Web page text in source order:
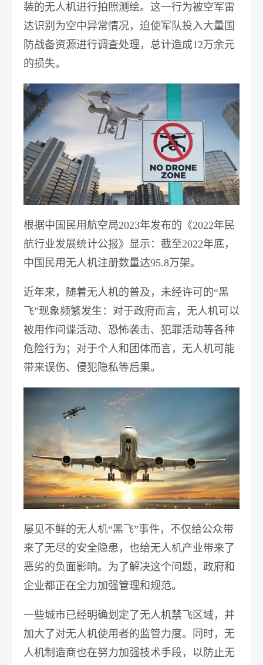
装的无人机进行拍照测绘。这一行为被空军雷
达识别为空中异常情况，迫使军队投入大量国
防战备资源进行调查处理，总计造成12万余元
的损失。
根据中国民用航空局2023年发布的《2022年民
航行业发展统计公报》显示：截至2022年底，
中国民用无人机注册数量达95.8万架。
近年来，随着无人机的普及，未经许可的“黑
飞”现象频繁发生：对于政府而言，无人机可以
被用作间谍活动、恐怖袭击、犯罪活动等各种
危险行为；对于个人和团体而言，无人机可能
带来误伤、侵犯隐私等后果。
屡见不鲜的无人机“黑飞”事件，不仅给公众带
来了无尽的安全隐患，也给无人机产业带来了
恶劣的负面影响。为了解决这个问题，政府和
企业都正在全力加强管理和规范。
一些城市已经明确划定了无人机禁飞区域，并
加大了对无人机使用者的监管力度。同时，无
人机制造商也在努力加强技术手段，以防止无